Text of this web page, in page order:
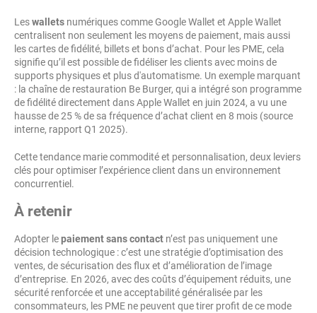
Leswallets numériques comme Google Wallet et Apple Wallet
centralisent non seulement les moyens de paiement, mais aussi
les cartes de fidélité, billets et bons d’achat. Pour les PME, cela
signifie qu’il est possible de fidéliser les clients avec moins de
supports physiques et plus d'automatisme. Un exemple marquant
: la chaîne de restauration Be Burger, qui a intégré son programme
de fidélité directement dans Apple Wallet en juin 2024, a vu une
hausse de 25 % de sa fréquence d’achat client en 8 mois (source
interne, rapport Q1 2025).
Cette tendance marie commodité et personnalisation, deux leviers
clés pour optimiser l’expérience client dans un environnement
concurrentiel.
À retenir
Adopter lepaiement sans contact n’est pas uniquement une
décision technologique : c’est une stratégie d’optimisation des
ventes, de sécurisation des flux et d’amélioration de l’image
d’entreprise. En 2026, avec des coûts d’équipement réduits, une
sécurité renforcée et une acceptabilité généralisée par les
consommateurs, les PME ne peuvent que tirer profit de ce mode